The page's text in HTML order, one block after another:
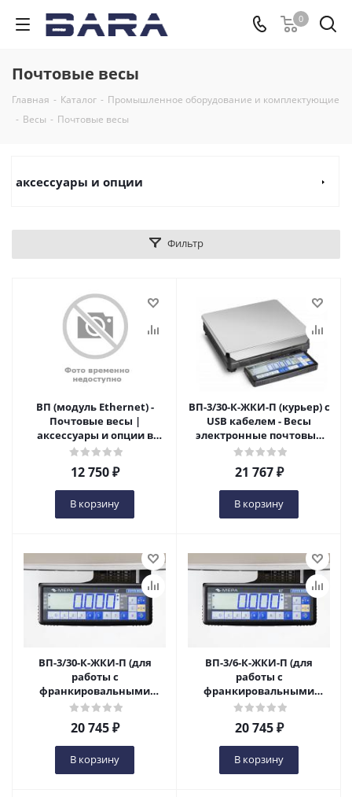
0
Почтовые весы
Главная - Каталог - Промышленное оборудование и комплектующие
- Весы - Почтовые весы
аксессуары и опции
Фильтр
ВП (модуль Ethernet) -
Почтовые весы |
аксессуары и опции в
Оренбурге
12 750₽
В корзину
ВП-3/30-К-ЖКИ-П (курьер) с
USB кабелем - Весы
электронные почтовые
специализированные в
Оренбурге
21 767₽
В корзину
ВП-3/30-К-ЖКИ-П (для
работы с
франкировальными
машинами) - Весы
электронные почтовые
специализированные в
Оренбурге
20 745₽
В корзину
ВП-3/6-К-ЖКИ-П (для
работы с
франкировальными
машинами) - Весы
электронные почтовые
специализированные в
Оренбурге
20 745₽
В корзину